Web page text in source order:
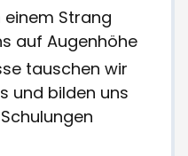
einem Strang
auf Augenhöhe
tauschen wir
und bilden uns